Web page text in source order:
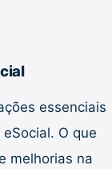
essenciais
O que
melhorias na